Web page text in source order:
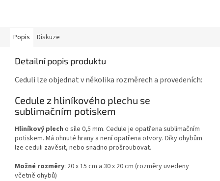
Popis Diskuze
Detailní popis produktu
Ceduli lze objednat v několika rozměrech a provedeních:
Cedule z hliníkového plechu se
sublimačním potiskem
Hliníkový plech o síle 0,5 mm. Cedule je opatřena sublimačním
potiskem. Má ohnuté hrany a není opatřena otvory. Díky ohybům
lze ceduli zavěsit, nebo snadno prošroubovat.
Možné rozměry: 20 x 15 cm a 30 x 20 cm (rozměry uvedeny
včetně ohybů)